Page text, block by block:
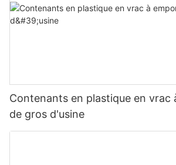
Contenants en plastique en vrac
de gros d'usine